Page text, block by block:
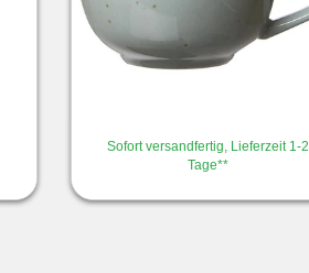
Sofort versandfertig, Lieferzeit 1-2
Tage**